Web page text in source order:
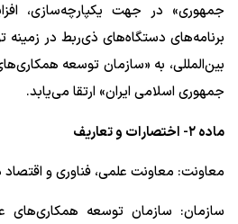
جمهوری» در جهت یکپارچه‌سازی،
برنامه‌های دستگاه‌های ذی‌ربط در زمینه
بین‌المللی، به «سازمان توسعه
جمهوری اسلامی ایران» ارتقا می‌یابد.
ماده ۲- اختصارات و تعاریف
معاونت: معاونت علمی، فناوری و
سازمان: سازمان توسعه همکاری‌های